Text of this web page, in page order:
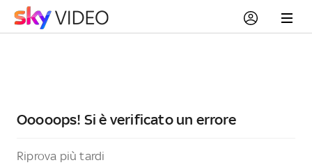
Ooooops! Si è verificato un errore
Riprova più tardi